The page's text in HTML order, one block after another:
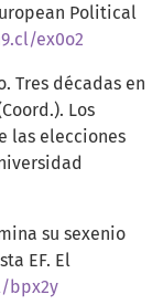
Political
ex0o2
Tres décadas en
Los
las elecciones
su sexenio
EF. El
bpx2y